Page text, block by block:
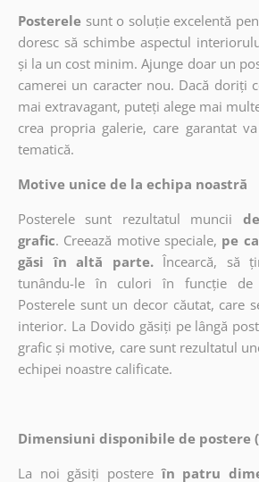
Posterele sunt o soluție excelentă
doresc să schimbe aspectul
și la un cost minim. Ajunge doar un
camerei un caracter nou. Dacă doriți
mai extravagant, puteți alege mai
crea propria galerie, care garantat
tematică.
Motive unice de la echipa noastră
Posterele sunt rezultatul muncii
grafic. Creează motive speciale, pe
găsi în altă parte. Încearcă, să
tunându-le în culori în funcție de
Posterele sunt un decor căutat, care
interior. La Dovido găsiți pe lângă
grafic și motive, care sunt rezultatul
echipei noastre calificate.
Dimensiuni disponibile de postere
La noi găsiți postere în patru